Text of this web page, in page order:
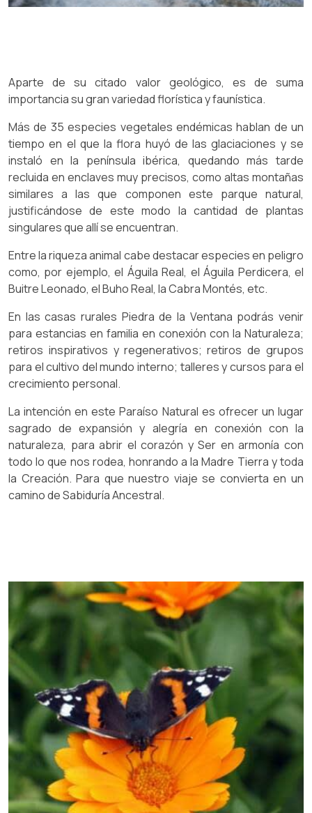
Aparte de su citado valor geológico, es de suma
importancia su gran variedad florística y faunística.
Más de 35 especies vegetales endémicas hablan de un
tiempo en el que la flora huyó de las glaciaciones y se
instaló en la península ibérica, quedando más tarde
recluida en enclaves muy precisos, como altas montañas
similares a las que componen este parque natural,
justificándose de este modo la cantidad de plantas
singulares que allí se encuentran.
Entre la riqueza animal cabe destacar especies en peligro
como, por ejemplo, el Águila Real, el Águila Perdicera, el
Buitre Leonado, el Buho Real, la Cabra Montés, etc.
En las casas rurales Piedra de la Ventana podrás venir
para estancias en familia en conexión con la Naturaleza;
retiros inspirativos y regenerativos; retiros de grupos
para el cultivo del mundo interno; talleres y cursos para el
crecimiento personal.
La intención en este Paraíso Natural es ofrecer un lugar
sagrado de expansión y alegría en conexión con la
naturaleza, para abrir el corazón y Ser en armonía con
todo lo que nos rodea, honrando a la Madre Tierra y toda
la Creación. Para que nuestro viaje se convierta en un
camino de Sabiduría Ancestral.